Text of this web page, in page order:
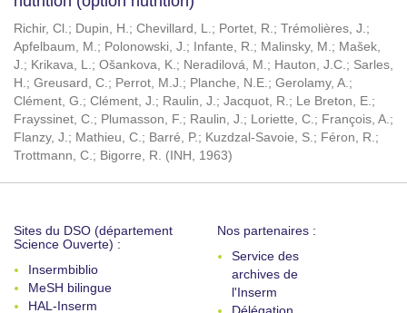
Richir, Cl.; Dupin, H.; Chevillard, L.; Portet, R.; Trémolières, J.;
Apfelbaum, M.; Polonowski, J.; Infante, R.; Malinsky, M.; Mašek,
J.; Krikava, L.; Ošankova, K.; Neradilová, M.; Hauton, J.C.; Sarles,
H.; Greusard, C.; Perrot, M.J.; Planche, N.E.; Gerolamy, A.;
Clément, G.; Clément, J.; Raulin, J.; Jacquot, R.; Le Breton, E.;
Frayssinet, C.; Plumasson, F.; Raulin, J.; Loriette, C.; François, A.;
Flanzy, J.; Mathieu, C.; Barré, P.; Kuzdzal-Savoie, S.; Féron, R.;
Trottmann, C.; Bigorre, R. ( INH , 1963)
Sites du DSO (département
Science Ouverte) :
Insermbiblio
MeSH bilingue
HAL-Inserm
Nos partenaires :
Service des
archives de
l'Inserm